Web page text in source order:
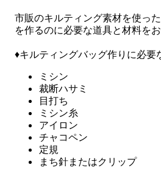
市販のキルティング素材を使っ
を作るのに必要な道具と材料をお
♦キルティングバッグ作りに必要
ミシン
裁断ハサミ
目打ち
ミシン糸
アイロン
チャコペン
定規
まち針またはクリップ